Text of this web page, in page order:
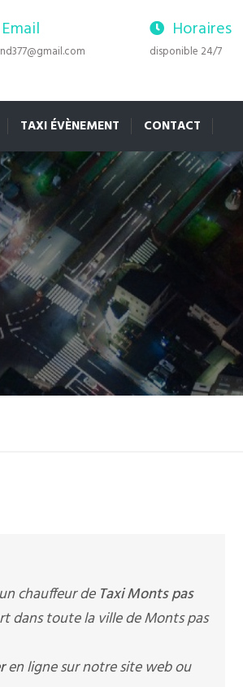
Email Horaires
disponible 24/7
TAXI ÉVÈNEMENT CONTACT
chauffeur de Taxi Monts pas
dans toute la ville de Monts pas
en ligne sur notre site web ou